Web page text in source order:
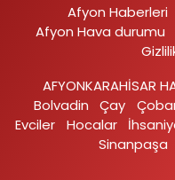
Afyon Haberleri
Afyon Hava durumu
AFYONKARAHİSAR
Bolvadin
Çay
Evciler‎
Hocalar
Sinanpaşa